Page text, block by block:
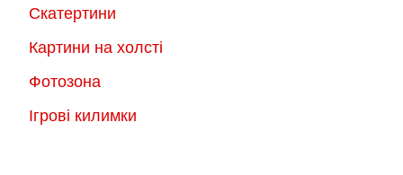
Скатертини
Картини на холсті
Фотозона
Ігрові килимки